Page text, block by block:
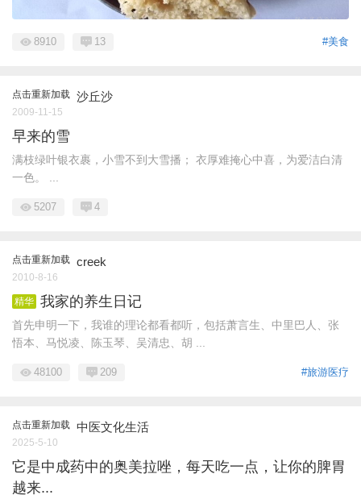
#美食
8910 13
点击重新加载 沙丘沙
2009-11-15
早来的雪
满枝绿叶银衣裹，小雪不到大雪播； 衣厚难掩心中喜，为爱洁白清
一色。 ...
5207 4
点击重新加载 creek
2010-8-16
精华 我家的养生日记
首先申明一下，我谁的理论都看都听，包括萧言生、中里巴人、张
悟本、马悦凌、陈玉琴、吴清忠、胡 ...
#旅游医疗
48100 209
点击重新加载 中医文化生活
2025-5-10
它是中成药中的奥美拉唑，每天吃一点，让你的脾胃
越来...